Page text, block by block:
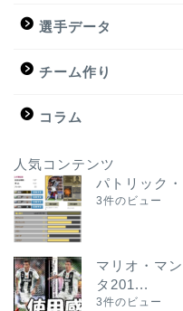
選手データ
チーム作り
コラム
人気コンテンツ
パトリック
3件のビュー
マリオ・マ
タ201...
3件のビュー